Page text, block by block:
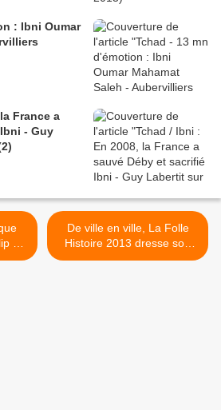
: Ibni Oumar
France a
Guy
de
De ville en ville, La Folle
Histoire 2013 dresse son
panorama de l’actualité des